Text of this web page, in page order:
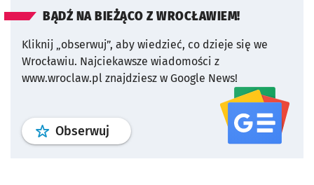
BĄDŹ NA BIEŻĄCO Z WROCŁAWIEM!
Kliknij „obserwuj”, aby wiedzieć, co dzieje się we
Wrocławiu. Najciekawsze wiadomości z
www.wroclaw.pl znajdziesz w Google News!
Obserwuj profil serwisu